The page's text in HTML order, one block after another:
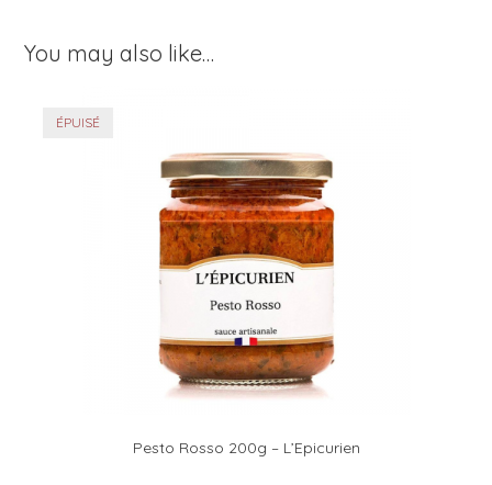
You may also like…
ÉPUISÉ
Pesto Rosso 200g – L’Epicurien